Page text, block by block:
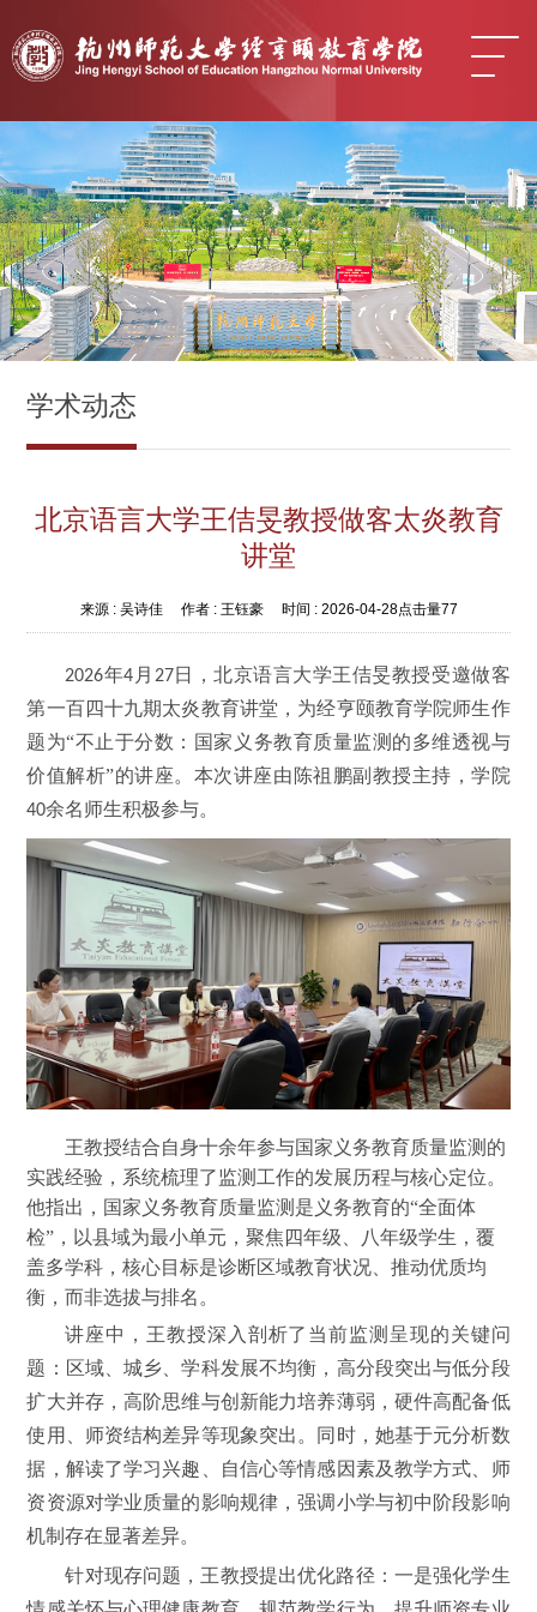
学术动态
北京语言大学王佶旻教授做客太炎教育
讲堂
来源 : 吴诗佳作者 : 王钰豪时间 : 2026-04-28点击量77
2026年4 月 27日，北京语言大学王佶旻教授受邀做客
第一百四十九期太炎教育讲堂，为经亨颐教育学院师生作
题为“不止于分数：国家义务教育质量监测的多维透视与
价值解析”的讲座。本次讲座由陈祖鹏副教授主持，学院
40余名师生积极参与。
王教授结合自身十余年参与国家义务教育质量监测的
实践经验，系统梳理了监测工作的发展历程与核心定位。
他指出，国家义务教育质量监测是义务教育的“全面体
检”，以县域为最小单元，聚焦四年级、八年级学生，覆
盖多学科，核心目标是诊断区域教育状况、推动优质均
衡，而非选拔与排名。
讲座中，王教授深入剖析了当前监测呈现的关键问
题：区域、城乡、学科发展不均衡，高分段突出与低分段
扩大并存，高阶思维与创新能力培养薄弱，硬件高配备低
使用、师资结构差异等现象突出。同时，她基于元分析数
据，解读了学习兴趣、自信心等情感因素及教学方式、师
资资源对学业质量的影响规律，强调小学与初中阶段影响
机制存在显著差异。
针对现存问题，王教授提出优化路径：一是强化学生